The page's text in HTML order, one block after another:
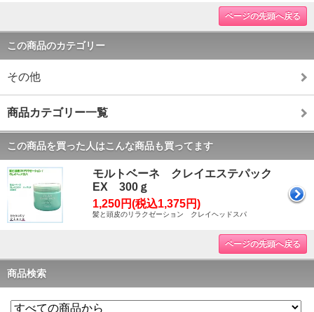
ページの先頭へ戻る
この商品のカテゴリー
その他
商品カテゴリー一覧
この商品を買った人はこんな商品も買ってます
モルトベーネ クレイエステパック
EX 300ｇ
1,250円(税込1,375円)
髪と頭皮のリラクゼーション クレイヘッドスパ
ページの先頭へ戻る
商品検索